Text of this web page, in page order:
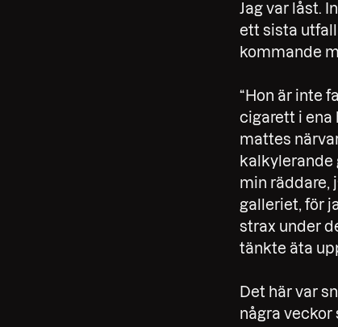
Jag var låst.
ett sista
kommande
“Hon är inte
cigarett i ena
mattes
kalkylerande
min räddare,
galleriet, för
strax under
tänkte äta
Det här var
några